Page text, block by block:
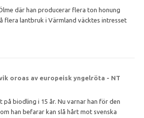
där han producerar flera ton honung
flera lantbruk i Värmland väcktes intresset
oroas av europeisk yngelröta - NT
på biodling i 15 år. Nu varnar han för den
han befarar kan slå hårt mot svenska